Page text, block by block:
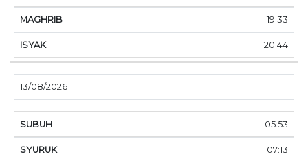
19:33
20:44
13/08/2026
05:53
07:13